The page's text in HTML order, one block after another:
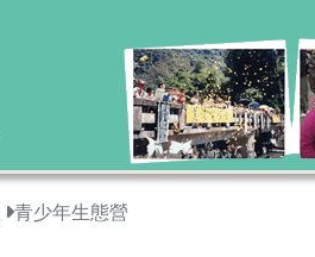
青少年生態營